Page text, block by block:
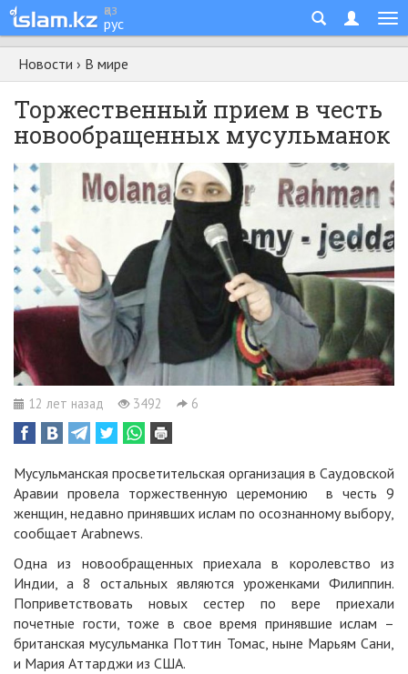
қаз
рус
Новости › В мире
Торжественный прием в честь
новообращенных мусульманок
12 лет назад 3492 6
Мусульманская просветительская организация в Саудовской
Аравии провела торжественную церемонию в честь 9
женщин, недавно принявших ислам по осознанному выбору,
сообщает Arabnews.
Одна из новообращенных приехала в королевство из
Индии, а 8 остальных являются уроженками Филиппин.
Поприветствовать новых сестер по вере приехали
почетные гости, тоже в свое время принявшие ислам –
британская мусульманка Поттин Томас, ныне Марьям Сани,
и Мария Аттарджи из США.